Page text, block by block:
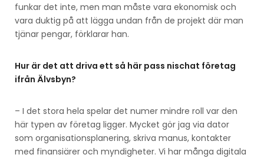
funkar det inte, men man måste vara ekonomisk och
vara duktig på att lägga undan från de projekt där man
tjänar pengar, förklarar han.
Hur är det att driva ett så här pass nischat företag
ifrån Älvsbyn?
– I det stora hela spelar det numer mindre roll var den
här typen av företag ligger. Mycket gör jag via dator
som organisationsplanering, skriva manus, kontakter
med finansiärer och myndigheter. Vi har många digitala